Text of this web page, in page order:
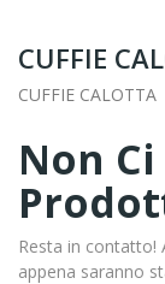
CUFFIE
CUFFIE CALOTTA
Non
Resta in
appena saranno